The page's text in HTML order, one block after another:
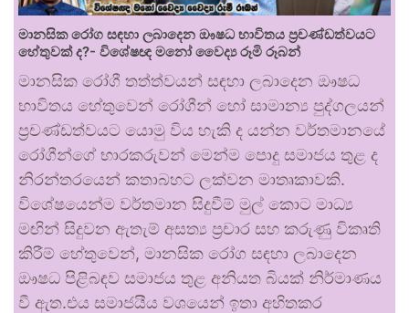
මානසික රෝග සඳහා ලබාදෙන ඖෂධ භාවිතය ප්‍රචණ්ඩත්වයට
හේතුවක් ද?- විශේෂඥ මනෝ වෛද්‍ය රූමි රූබන්
මානසික රෝගී තත්ත්වයන් සඳහා ලබාදෙන ඖෂධ
භාවිතය හේතුවෙන් රෝගීන් හෝ සාමාන්‍ය පුද්ගලයන්
ප්‍රචණ්ඩත්වයට යොමු විය හැකි ද යන්න වර්තමානයේ
රෝගීන්ගේ භාරකරුවන් මෙන්ම පොදු සමාජය තුළ ද
නිරන්තරයෙන් කතාබහට ලක්වන මාතෘකාවකි.
විශේෂයෙන්ම වර්තමාන සිදුවීම් මුල් කොට මාධ්‍ය
මඟින් සිදුවන ඇතැම් අසත්‍ය ප්‍රචාර සහ කරුණු විකෘති
කිරීම් හේතුවෙන්, මානසික රෝග සඳහා ලබාදෙන
ඖෂධ පිළිබඳව සමාජය තුළ අනියත බියක් නිර්මාණය
වී ඇත.එය සමාජයීය වශයෙන් ඉතා අහිතකර